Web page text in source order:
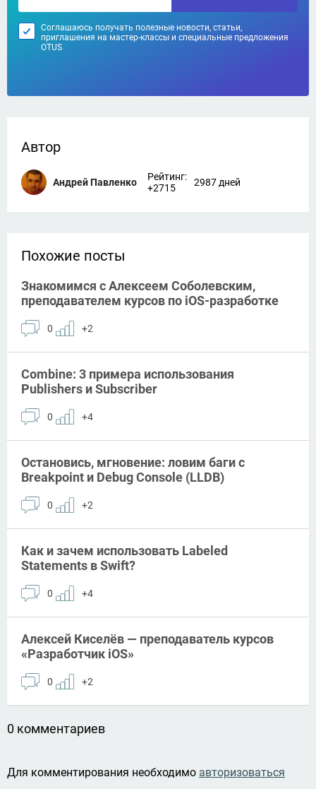
Соглашаюсь получать полезные новости, статьи,
приглашения на мастер-классы и специальные предложения
OTUS
Автор
Андрей Павленко
Рейтинг:
+2715
2987 дней
Похожие посты
Знакомимся с Алексеем Соболевским,
преподавателем курсов по iOS-разработке
0 +2
Combine: 3 примера использования
Publishers и Subscriber
0 +4
Остановись, мгновение: ловим баги с
Breakpoint и Debug Console (LLDB)
0 +2
Как и зачем использовать Labeled
Statements в Swift?
0 +4
Алексей Киселёв — преподаватель курсов
«Разработчик iOS»
0 +2
0 комментариев
Для комментирования необходимо авторизоваться